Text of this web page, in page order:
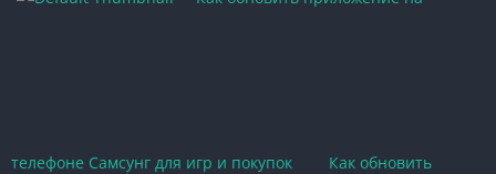
телефоне Самсунг для игр и покупок
Как обновить